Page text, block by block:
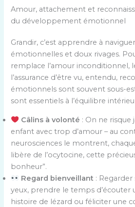
Amour, attachement et
du développement émotionnel
Grandir, c’est apprendre à
émotionnelles et doux rivages.
remplace l’amour inconditionnel,
l’assurance d’être vu, entendu,
émotionnels sont souvent sous-
sont essentiels à l’équilibre
Câlins à volonté : On ne risque
enfant avec trop d’amour – au
neurosciences le montrent,
libère de l’ocytocine, cette
bonheur”.
Regard bienveillant :
yeux, prendre le temps d’écouter
histoire de lézard ou féliciter une